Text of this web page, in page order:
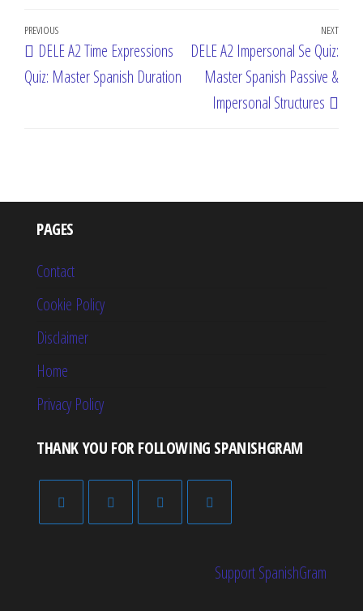
Transformation
Post
navigation
Previous
Post
PREVIOUS
DELE A2 Time Expressions
Quiz: Master Spanish Duration
Next
NEXT
DELE A2 Impersonal Se Quiz:
Master Spanish Passive &
Impersonal Structures
PAGES
Contact
Cookie Policy
Disclaimer
Home
Privacy Policy
THANK YOU FOR FOLLOWING SPANISHGRAM
Support SpanishGram